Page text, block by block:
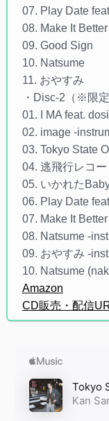
07. Play Date
08. Make It Better
09. Good Sign
10. Natsume
11. おやすみ
・Disc-2（※限
01. I MA feat.
02. image -
03. Tokyo State
04. 逃飛行レコ
05. いかれた
06. Play Date
07. Make It
08. Natsume -
09. おやすみ -
10. Natsume
Amazon
CD販売・配信